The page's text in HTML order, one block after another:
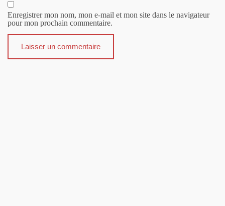
Enregistrer mon nom, mon e-mail et mon site dans le navigateur
pour mon prochain commentaire.